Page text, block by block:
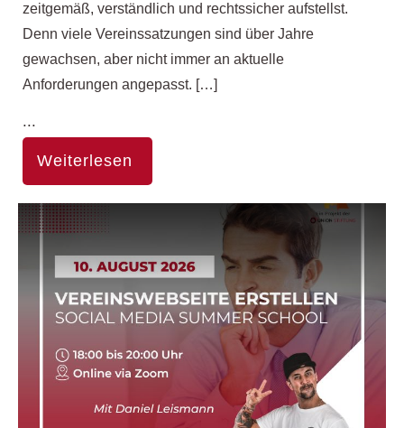
zeitgemäß, verständlich und rechtssicher aufstellst.
Denn viele Vereinssatzungen sind über Jahre
gewachsen, aber nicht immer an aktuelle
Anforderungen angepasst. […]
...
Weiterlesen